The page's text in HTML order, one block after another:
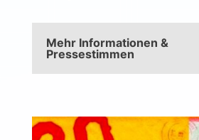
Mehr Informationen &
Pressestimmen